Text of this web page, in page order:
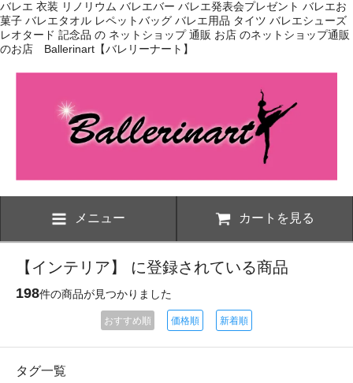
バレエ 衣装 リノリウム バレエバー バレエ発表会プレゼント バレエお
菓子 バレエタオル レペットバッグ バレエ用品 タイツ バレエシューズ
レオタード 記念品 の ネットショップ 通販 お店 のネットショップ通販
のお店 Ballerinart【バレリーナート】
メニュー カートを見る
【インテリア】 に登録されている商品
198件の商品が見つかりました
おすすめ順 価格順 新着順
タグ一覧